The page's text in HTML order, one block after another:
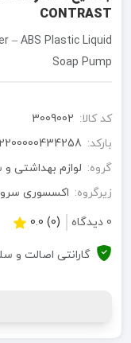
CONTRAST
– ABS Plastic Liquid
Soap Pump
کد کالا: 3009002
بارکد: 2200000434258
گروه: لوازم بهداشتی
زیرگروه: اکسسوری
0 دیدگاه
(0) 0.0
گارانتی اصالت و